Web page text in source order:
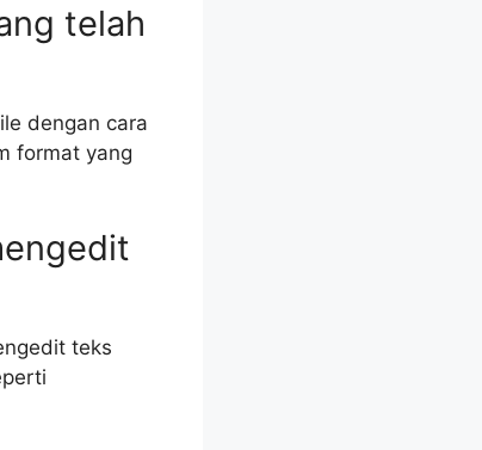
telah
dengan cara
format yang
teks